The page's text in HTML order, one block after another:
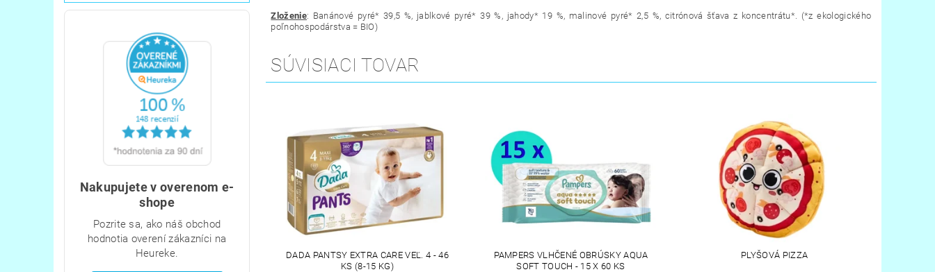
Nakupujete v overenom e-
shope
Pozrite sa, ako náš obchod
hodnotia overení zákazníci na
Heureke.
Zloženie: Banánové pyré* 39,5 %, jablkové pyré* 39 %, jahody* 19 %, malinové pyré* 2,5 %, citrónová šťava z koncentrátu*. (*z ekologického
poľnohospodárstva = BIO)
SÚVISIACI TOVAR
DADA PANTSY EXTRA CARE VEĽ. 4 - 46
KS (8-15 KG)
PAMPERS VLHČENÉ OBRÚSKY AQUA
SOFT TOUCH - 15 X 60 KS
PLYŠOVÁ PIZZA